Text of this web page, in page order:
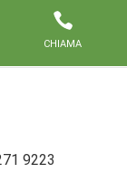
CHIAMA
9223